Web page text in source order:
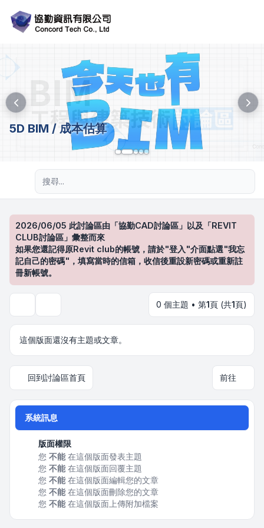
5D BIM / 成本估算
2026/06/05 此討論區由「協勤CAD討論區」以及「REVIT
CLUB討論區」彙整而來
如果您還記得原Revit club的帳號，請於"登入"介面點選"我忘
記自己的密碼"，填寫當時的信箱，收信後重設新密碼或重新註
冊新帳號。
0 個主題 • 第1頁 (共1頁)
這個版面還沒有主題或文章。
回到討論區首頁 前往
系統訊息
版面權限
您 不能在這個版面發表主題
您 不能在這個版面回覆主題
您 不能在這個版面編輯您的文章
您 不能在這個版面刪除您的文章
您 不能在這個版面上傳附加檔案